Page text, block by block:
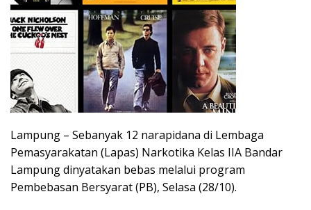
Lampung – Sebanyak 12 narapidana di Lembaga
Pemasyarakatan (Lapas) Narkotika Kelas IIA Bandar
Lampung dinyatakan bebas melalui program
Pembebasan Bersyarat (PB), Selasa (28/10).